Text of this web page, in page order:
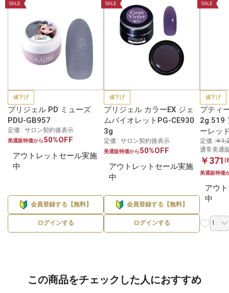
SALE
値下げ
プリジェル PD ミューズ
PDU-GB957
定価 : サロン契約後表示
美通販特価から50%OFF
アウトレットセール実施
中
会員登録する【無料】
ログインする
SALE
値下げ
プリジェル カラーEX ジェ
ムバイオレットPG-CE930
3g
定価 : サロン契約後表示
美通販特価から50%OFF
アウトレットセール実施
中
会員登録する【無料】
ログインする
SALE
値下げ
プティ
2g 519
ーレッ
定価 :￥
通常美通
￥371 (
美通販特価
アウ
中
この商品をチェックした人におすすめ